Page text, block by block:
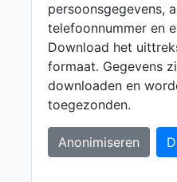
persoonsgegevens,
telefoonnummer en
Download het
formaat. Gegevens
downloaden en
toegezonden.
Anonimiseren